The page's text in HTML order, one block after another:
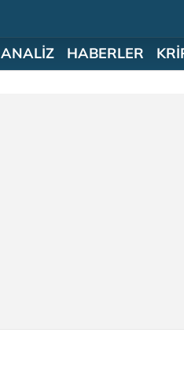
ANALİZ HABERLER